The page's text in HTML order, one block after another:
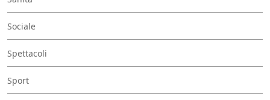
Sociale
Spettacoli
Sport